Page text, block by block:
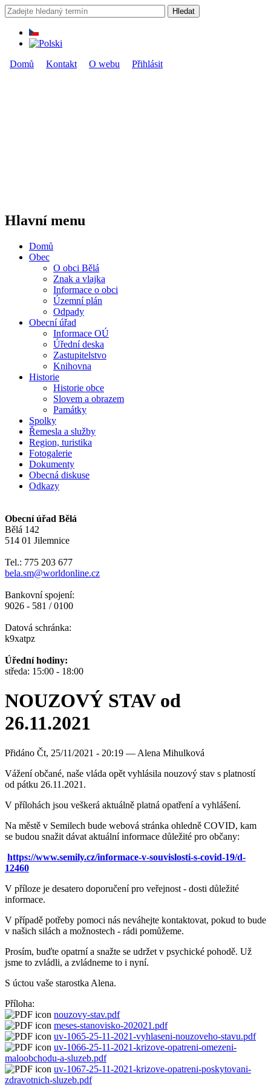
Přejít k hlavnímu obsahu
Vyhledávání
Hledat
Domů Kontakt O webu Přihlásit
Hlavní menu
Domů
Obec
O obci Bělá
Znak a vlajka
Informace o obci
Územní plán
Odpady
Obecní úřad
Informace OÚ
Úřední deska
Zastupitelstvo
Knihovna
Historie
Historie obce
Slovem a obrazem
Památky
Spolky
Řemesla a služby
Region, turistika
Fotogalerie
Dokumenty
Obecná diskuse
Odkazy
Obecní úřad Bělá
Bělá 142
514 01 Jilemnice
Tel.: 775 203 677
bela.sm@worldonline.cz
Bankovní spojení:
9026 - 581 / 0100
Datová schránka:
k9xatpz
Úřední hodiny:
středa: 15:00 - 18:00
NOUZOVÝ STAV od
26.11.2021
Přidáno Čt, 25/11/2021 - 20:19 — Alena Mihulková
Vážení občané, naše vláda opět vyhlásila nouzový stav s platností
od pátku 26.11.2021.
V přílohách jsou veškerá aktuálně platná opatření a vyhlášení.
Na městě v Semilech bude webová stránka ohledně COVID, kam
se budou snažit dávat aktuální informace důležité pro občany:
https://www.semily.cz/informace-v-souvislosti-s-covid-19/d-
12460
V příloze je desatero doporučení pro veřejnost - dosti důležité
informace.
V případě potřeby pomoci nás neváhejte kontaktovat, pokud to bude
v našich silách a možnostech - rádi pomůžeme.
Prosím, buďte opatrní a snažte se udržet v psychické pohodě. Už
jsme to zvládli, a zvládneme to i nyní.
S úctou vaše starostka Alena.
Příloha:
nouzovy-stav.pdf
meses-stanovisko-202021.pdf
uv-1065-25-11-2021-vyhlaseni-nouzoveho-stavu.pdf
uv-1066-25-11-2021-krizove-opatreni-omezeni-
maloobchodu-a-sluzeb.pdf
uv-1067-25-11-2021-krizove-opatreni-poskytovani-
zdravotnich-sluzeb.pdf